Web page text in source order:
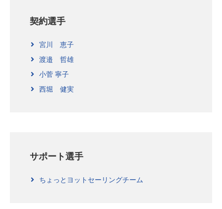
契約選手
宮川 恵子
渡邉 哲雄
小菅 寧子
西堀 健実
サポート選手
ちょっとヨットセーリングチーム